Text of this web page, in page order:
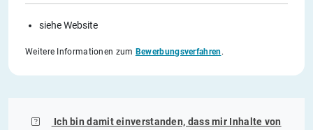
siehe Website
Weitere Informationen zum Bewerbungsverfahren.
Ich bin damit einverstanden, dass mir Inhalte von